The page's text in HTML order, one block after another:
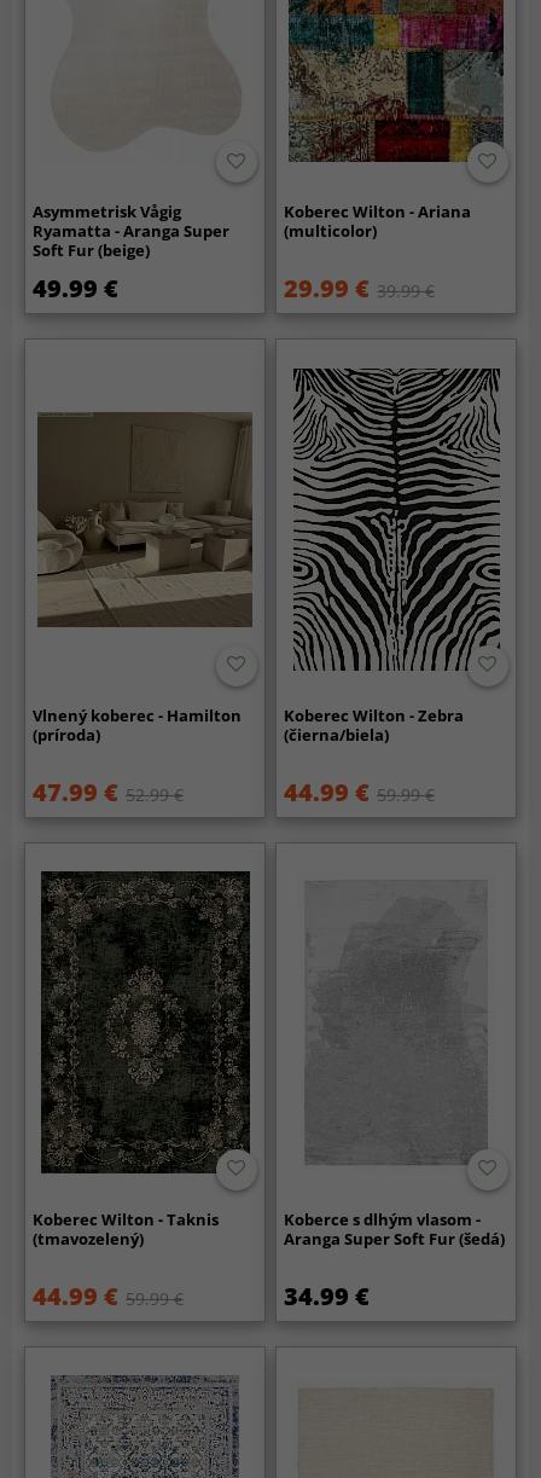
Asymmetrisk Vågig
Ryamatta - Aranga Super
Soft Fur (beige)
49.99 €
Koberec Wilton - Ariana
(multicolor)
29.99 € 39.99 €
Vlnený koberec - Hamilton
(príroda)
47.99 € 52.99 €
Koberec Wilton - Zebra
(čierna/biela)
44.99 € 59.99 €
Koberec Wilton - Taknis
(tmavozelený)
44.99 € 59.99 €
Koberce s dlhým vlasom -
Aranga Super Soft Fur (šedá)
34.99 €